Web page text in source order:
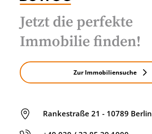
Rankestraße 21 - 10789 Berlin
Jetzt die perfekte
Immobilie finden!
Zur Immobiliensuche